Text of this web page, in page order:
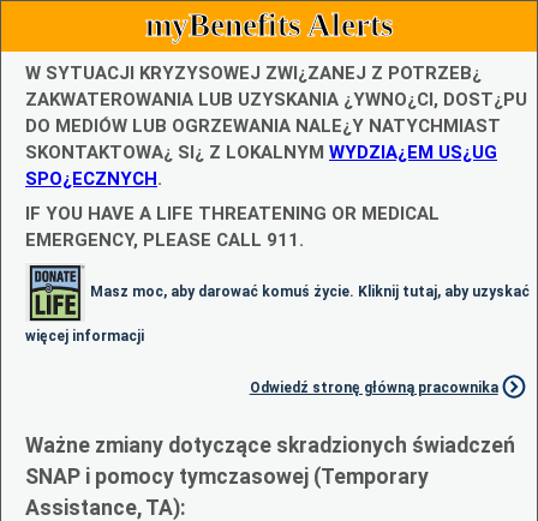
myBenefits Alerts
W SYTUACJI KRYZYSOWEJ ZWI¿ZANEJ Z POTRZEB¿
ZAKWATEROWANIA LUB UZYSKANIA ¿YWNO¿CI, DOST¿PU
DO MEDIÓW LUB OGRZEWANIA NALE¿Y NATYCHMIAST
SKONTAKTOWA¿ SI¿ Z LOKALNYM WYDZIA¿EM US¿UG
SPO¿ECZNYCH.
IF YOU HAVE A LIFE THREATENING OR MEDICAL
EMERGENCY, PLEASE CALL 911.
Masz moc, aby darować komuś życie. Kliknij tutaj, aby uzyskać
więcej informacji
Odwiedź stronę główną pracownika
Ważne zmiany dotyczące skradzionych świadczeń
SNAP i pomocy tymczasowej (Temporary
Assistance, TA):